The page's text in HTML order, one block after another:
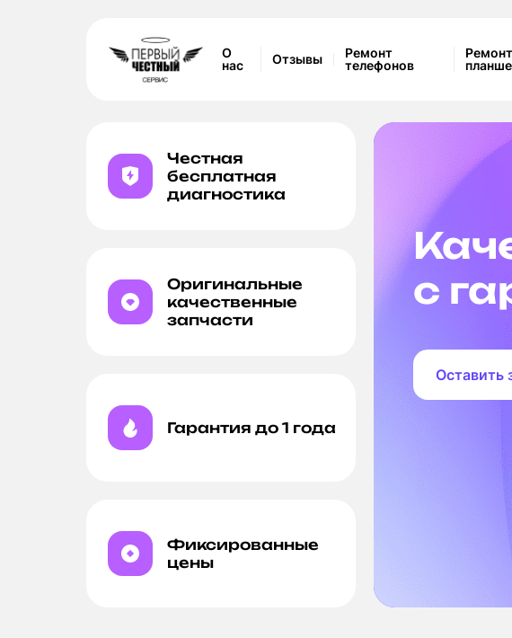
О
нас
Отзывы
Ремонт
телефонов
Ремонт
Честная
бесплатная
диагностика
Оригинальные
качественные
запчасти
Гарантия до 1 года
Фиксированные
цены
с
Оставить